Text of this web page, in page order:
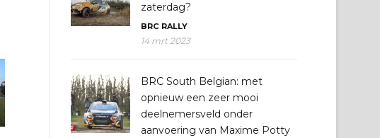
zaterdag?
BRC RALLY
14 mrt 2023
BRC South Belgian: met
opnieuw een zeer mooi
deelnemersveld onder
aanvoering van Maxime Potty